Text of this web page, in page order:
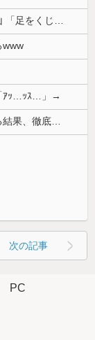
ドイツ人男性がランニングシューズで富士登山 「足をくじいて動けない」
www
ｱｯ…ｯｽ…」→
韓国人「安貞桓が韓国代表に激怒！『惨憺たる結果、徹底的な刷新が必要だ』と監督や協会を痛烈批判」
次の記事
PC